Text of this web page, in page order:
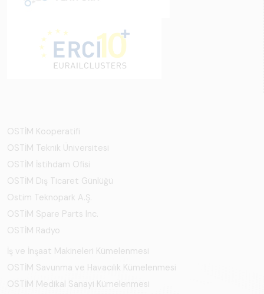
OSTİM Kooperatifi
OSTİM Teknik Üniversitesi
OSTİM İstihdam Ofisi
OSTİM Dış Ticaret Günlüğü
Ostim Teknopark A.Ş.
OSTİM Spare Parts Inc.
OSTİM Radyo
İş ve İnşaat Makineleri Kümelenmesi
OSTİM Savunma ve Havacılık Kümelenmesi
OSTİM Medikal Sanayi Kümelenmesi